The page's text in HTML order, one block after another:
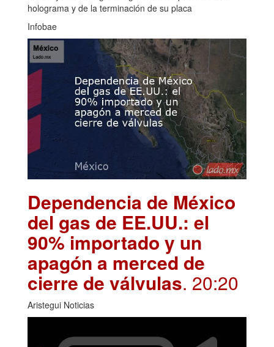
holograma y de la terminación de su placa
Infobae
Dependencia de México
del gas de EE.UU.: el
90% importado y un
apagón a merced de
cierre de válvulas. 20:20
Aristegui Noticias